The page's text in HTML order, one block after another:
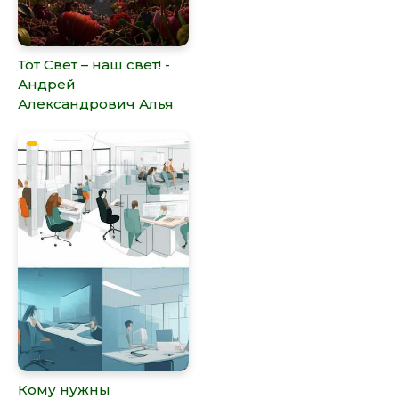
Тот Свет – наш свет! -
Андрей
Александрович Алья
Кому нужны